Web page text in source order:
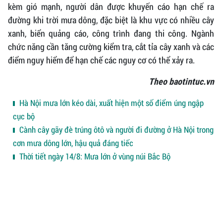
kèm gió mạnh, người dân được khuyến cáo hạn chế ra
đường khi trời mưa dông, đặc biệt là khu vực có nhiều cây
xanh, biển quảng cáo, công trình đang thi công. Ngành
chức năng cần tăng cường kiểm tra, cắt tỉa cây xanh và các
điểm nguy hiểm để hạn chế các nguy cơ có thể xảy ra.
Theo baotintuc.vn
Hà Nội mưa lớn kéo dài, xuất hiện một số điểm úng ngập
cục bộ
Cành cây gãy đè trúng ôtô và người đi đường ở Hà Nội trong
cơn mưa dông lớn, hậu quả đáng tiếc
Thời tiết ngày 14/8: Mưa lớn ở vùng núi Bắc Bộ